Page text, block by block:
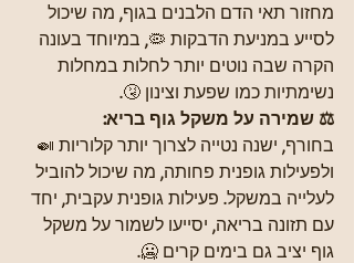
מחזור תאי הדם הלבנים בגוף, מה שיכול
לסייע במניעת הדבקות 🦠, במיוחד בעונה
הקרה שבה נוטים יותר לחלות במחלות
נשימתיות כמו שפעת וצינון 🤧.
⚖ שמירה על משקל גוף בריא:
בחורף, ישנה נטייה לצרוך יותר קלוריות 🍛
ולפעילות גופנית פחותה, מה שיכול להוביל
לעלייה במשקל. פעילות גופנית עקבית, יחד
עם תזונה בריאה, יסייעו לשמור על משקל
גוף יציב גם בימים קרים 🥶.